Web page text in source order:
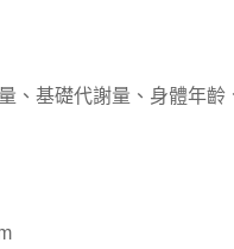
、基礎代謝量、身體年齡